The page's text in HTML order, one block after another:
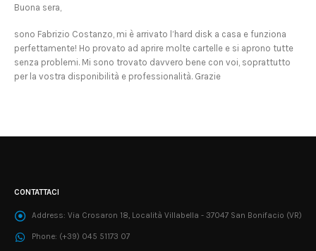
Buona sera,
sono Fabrizio Costanzo, mi è arrivato l’hard disk a casa e funziona
perfettamente! Ho provato ad aprire molte cartelle e si aprono tutte
senza problemi. Mi sono trovato davvero bene con voi, soprattutto
per la vostra disponibilità e professionalità. Grazie
CONTATTACI
Address: Via Crosaron 18, Località Villabella - 37047 San Bonifacio (VR)
Phone: (+39) 045 51173 07